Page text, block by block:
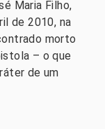
Maria Filho,
de 2010, na
morto
– o que
de um